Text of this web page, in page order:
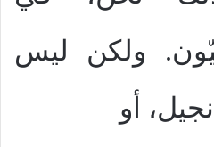
ولكن ليس
أو